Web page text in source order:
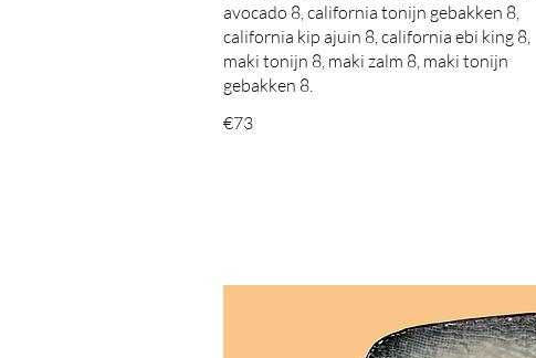
avocado 8, california tonijn gebakken 8,
california kip ajuin 8, california ebi king 8,
maki tonijn 8, maki zalm 8, maki tonijn
gebakken 8.
€73